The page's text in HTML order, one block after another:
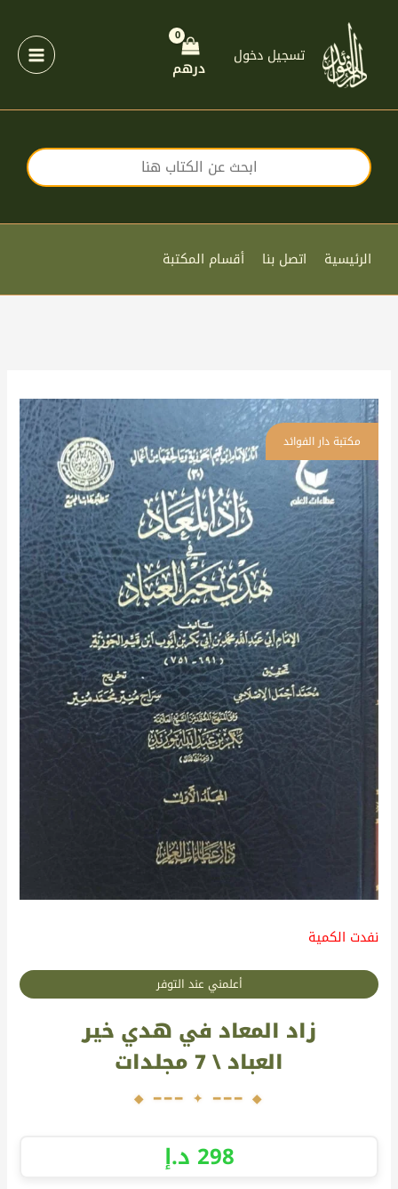
المحتوى
تسجيل دخول
درهم
الرئيسية اتصل بنا أقسام المكتبة
زاد المعاد في هدي خير
العباد \ 7 مجلدات
نفدت الكمية
أعلمني عند التوفر
298 د.إ